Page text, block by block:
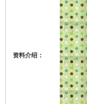
资料介绍：